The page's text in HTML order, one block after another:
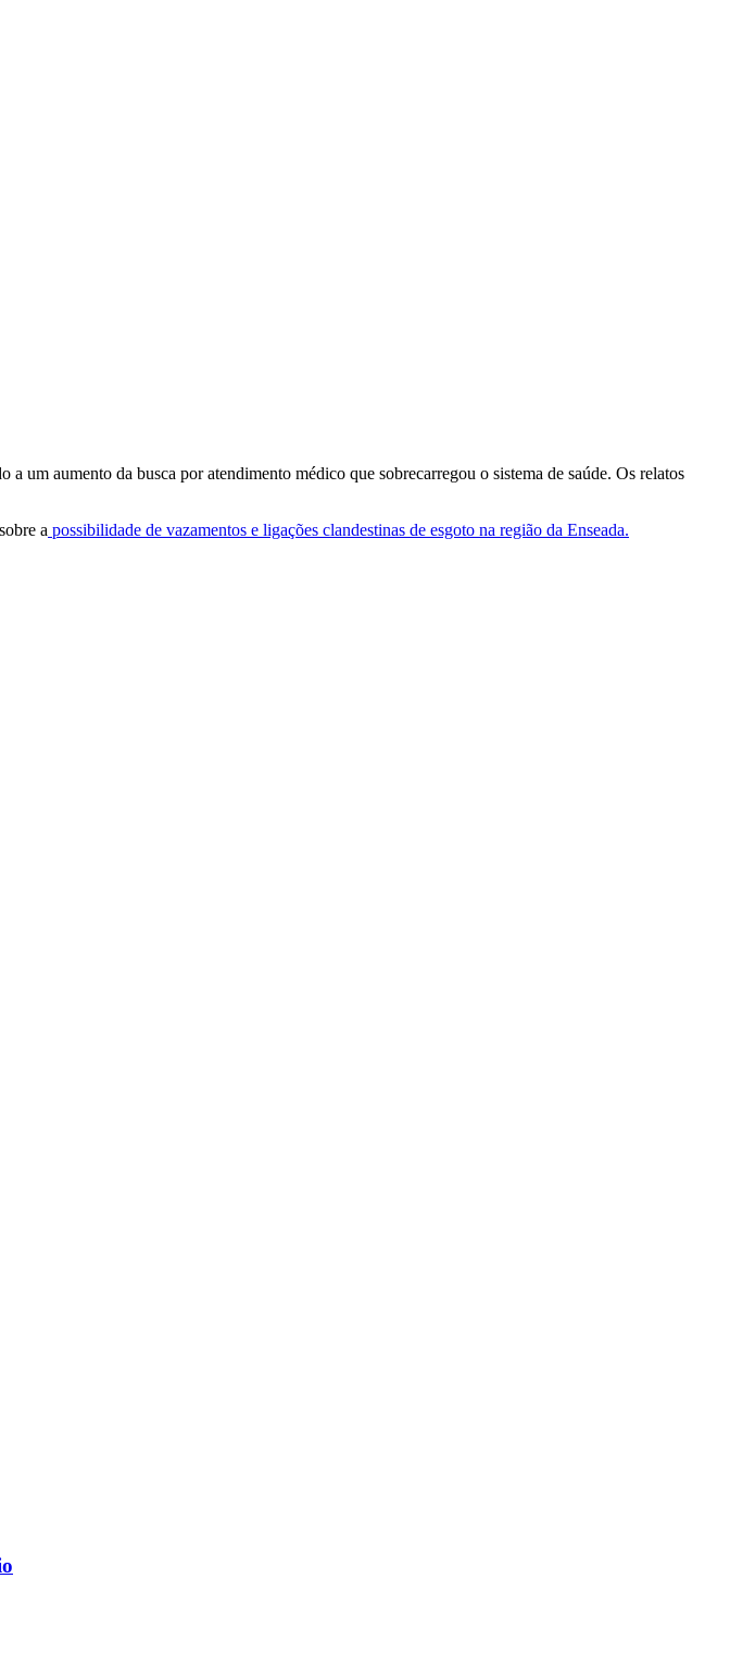
um aumento da busca por atendimento médico que sobrecarregou o sistema de saúde. Os relatos
a possibilidade de vazamentos e ligações clandestinas de esgoto na região da Enseada.